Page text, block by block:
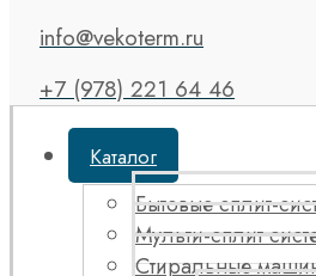
info@vekoterm.ru
+7 (978) 221 64 46
Каталог
Бытовые сплит-
Мульти-сплит
Стиральные